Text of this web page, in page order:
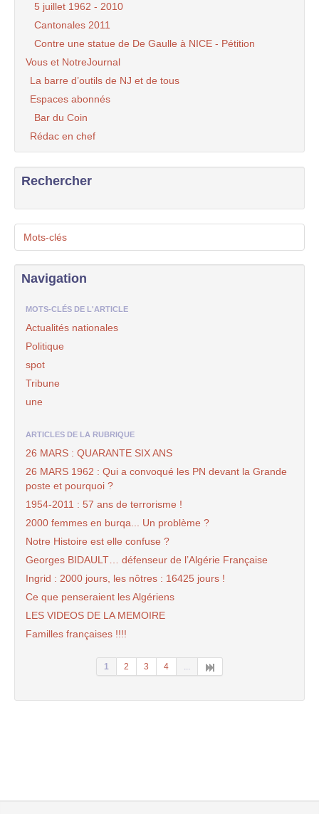
5 juillet 1962 - 2010
Cantonales 2011
Contre une statue de De Gaulle à NICE - Pétition
Vous et NotreJournal
La barre d’outils de NJ et de tous
Espaces abonnés
Bar du Coin
Rédac en chef
Rechercher
Mots-clés
Navigation
MOTS-CLÉS DE L'ARTICLE
Actualités nationales
Politique
spot
Tribune
une
ARTICLES DE LA RUBRIQUE
26 MARS : QUARANTE SIX ANS
26 MARS 1962 : Qui a convoqué les PN devant la Grande
poste et pourquoi ?
1954-2011 : 57 ans de terrorisme !
2000 femmes en burqa... Un problème ?
Notre Histoire est elle confuse ?
Georges BIDAULT… défenseur de l’Algérie Française
Ingrid : 2000 jours, les nôtres : 16425 jours !
Ce que penseraient les Algériens
LES VIDEOS DE LA MEMOIRE
Familles françaises !!!!
1 2 3 4 ...